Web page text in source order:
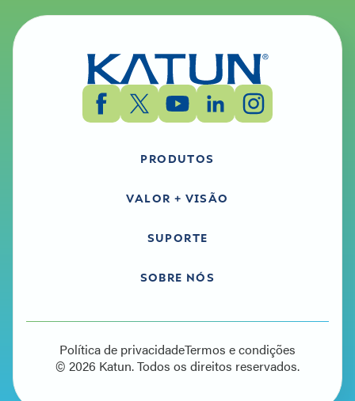
PRODUTOS
VALOR + VISÃO
SUPORTE
SOBRE NÓS
© 2026 Katun. Todos os direitos reservados.
Política de privacidadeTermos e condições